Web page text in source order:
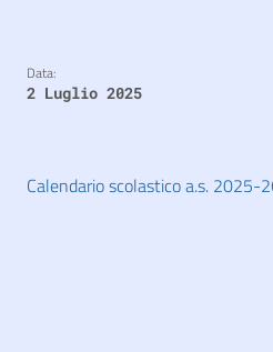
Data:
2 Luglio 2025
Calendario scolastico a.s. 2025-